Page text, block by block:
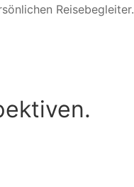
Reisebegleiter.